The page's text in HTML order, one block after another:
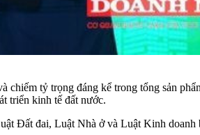
chiếm tỷ trọng đáng kể trong tổng sản
triển kinh tế đất nước.
Đất đai, Luật Nhà ở và Luật Kinh doanh